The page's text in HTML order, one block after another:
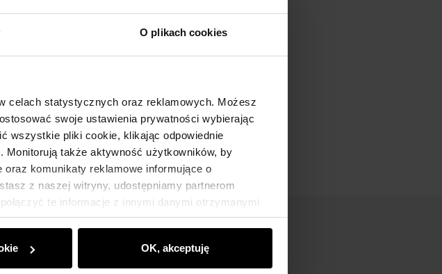
O plikach cookies
celach statystycznych oraz reklamowych. Możesz
swoje ustawienia prywatności wybierając
wszystkie pliki cookie, klikając odpowiednie
Monitorują także aktywność użytkowników, by
komunikaty reklamowe informujące o
z naszej witryny, udostępniamy partnerom
te informacje z innymi danymi otrzymanymi
OK, akceptuję
Klub Klienta Ochnik